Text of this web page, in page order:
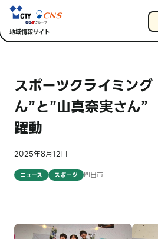
地域情報サイト
スポーツクライミン
ん”と”山真奈実さん
躍動
2025年8月12日
ニュース スポーツ 四日市